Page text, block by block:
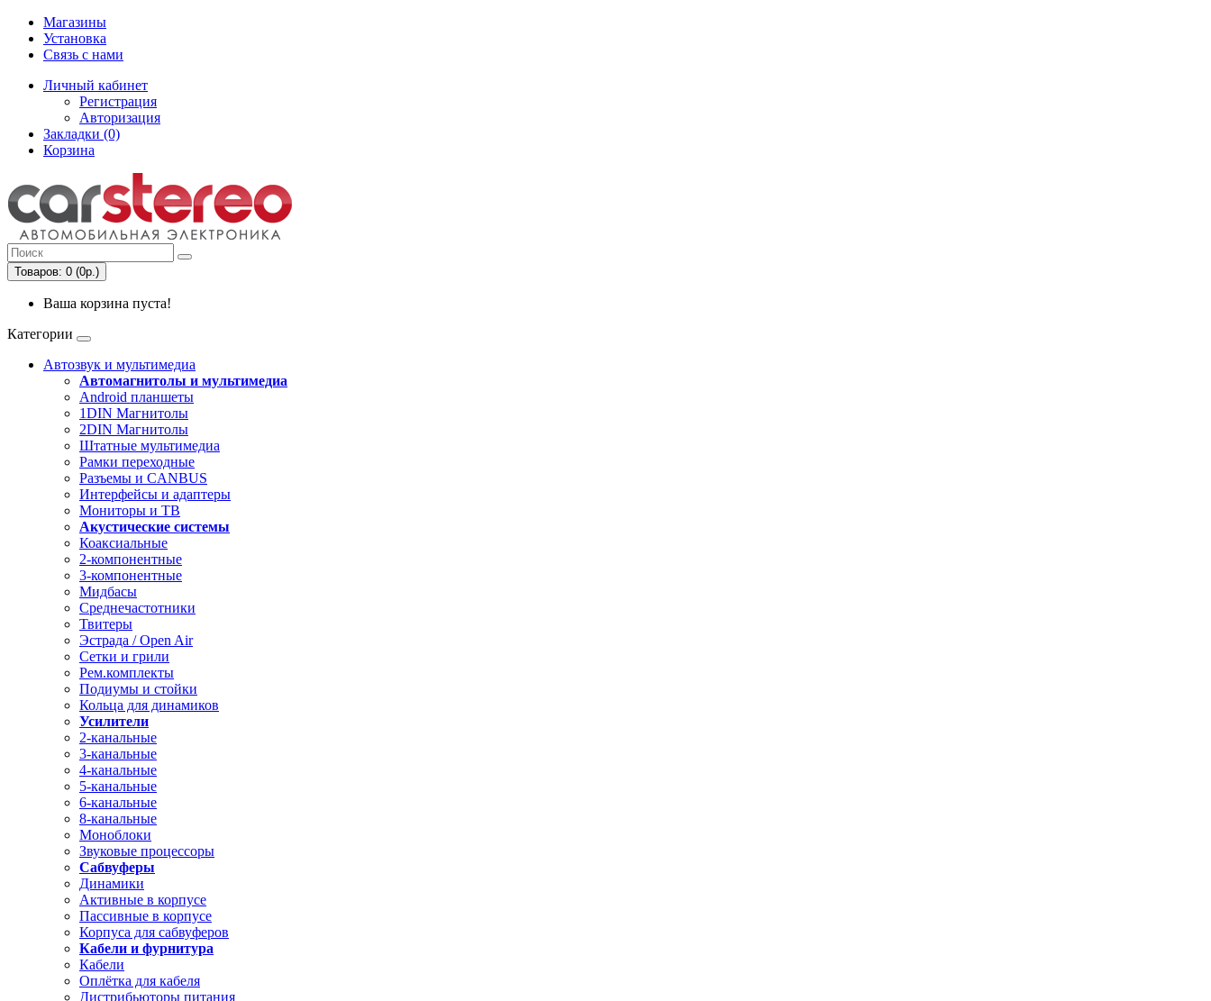
Магазины
Установка
Связь с нами
Личный кабинет
Регистрация
Авторизация
Закладки (0)
Корзина
Товаров: 0 (0р.)
Ваша корзина пуста!
Категории
Автозвук и мультимедиа
Автомагнитолы и мультимедиа
Android планшеты
1DIN Магнитолы
2DIN Магнитолы
Штатные мультимедиа
Рамки переходные
Разъемы и CANBUS
Интерфейсы и адаптеры
Мониторы и ТВ
Акустические системы
Коаксиальные
2-компонентные
3-компонентные
Мидбасы
Среднечастотники
Твитеры
Эстрада / Open Air
Сетки и грили
Рем.комплекты
Подиумы и стойки
Кольца для динамиков
Усилители
2-канальные
3-канальные
4-канальные
5-канальные
6-канальные
8-канальные
Моноблоки
Звуковые процессоры
Сабвуферы
Динамики
Активные в корпусе
Пассивные в корпусе
Корпуса для сабвуферов
Кабели и фурнитура
Кабели
Оплётка для кабеля
Дистрибьюторы питания